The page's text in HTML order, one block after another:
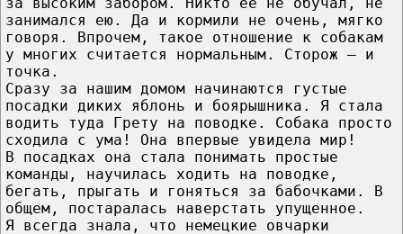
занимался ею. Да и кормили не очень, мягко
говоря. Впрочем, такое отношение к собакам
у многих считается нормальным. Сторож – и
точка.
Сразу за нашим домом начинаются густые
посадки диких яблонь и боярышника. Я стала
водить туда Грету на поводке. Собака просто
сходила с ума! Она впервые увидела мир!
В посадках она стала понимать простые
команды, научилась ходить на поводке,
бегать, прыгать и гоняться за бабочками. В
общем, постаралась наверстать упущенное.
Я всегда знала, что немецкие овчарки